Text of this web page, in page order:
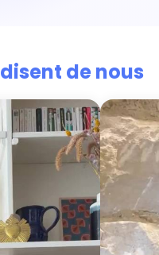
disent de nous